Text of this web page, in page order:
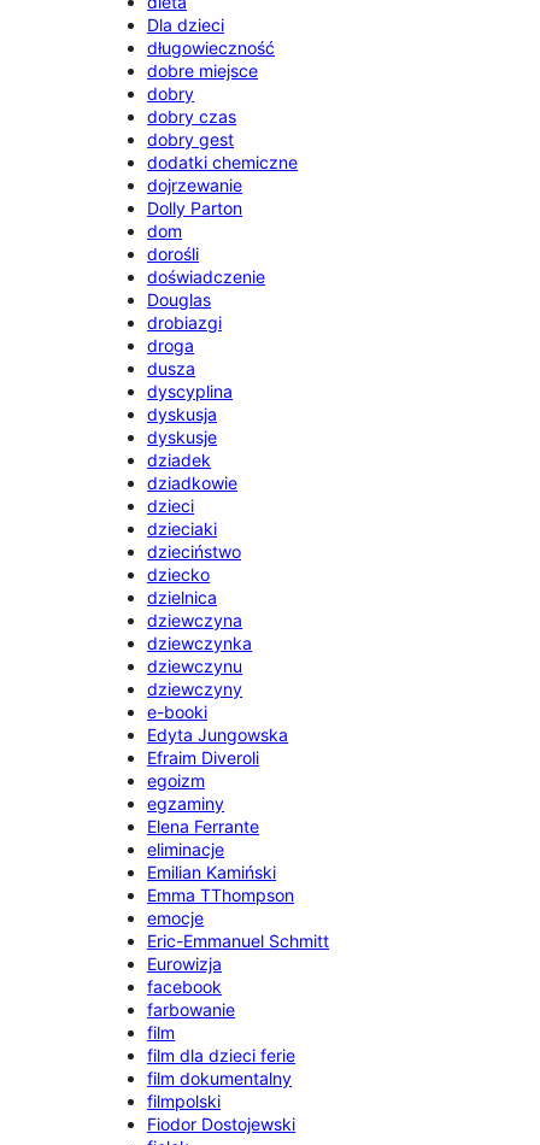
Dla dzieci
długowieczność
dobre miejsce
dobry
dobry czas
dobry gest
dodatki chemiczne
dojrzewanie
Dolly Parton
dom
dorośli
doświadczenie
Douglas
drobiazgi
droga
dusza
dyscyplina
dyskusja
dyskusje
dziadek
dziadkowie
dzieci
dzieciaki
dzieciństwo
dziecko
dzielnica
dziewczyna
dziewczynka
dziewczynu
dziewczyny
e-booki
Edyta Jungowska
Efraim Diveroli
egoizm
egzaminy
Elena Ferrante
eliminacje
Emilian Kamiński
Emma TThompson
emocje
Eric-Emmanuel Schmitt
Eurowizja
facebook
farbowanie
film
film dla dzieci ferie
film dokumentalny
filmpolski
Fiodor Dostojewski